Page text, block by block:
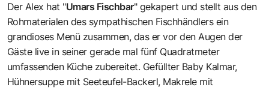
Der Alex hat "Umars Fischbar" gekapert und stellt aus den
Rohmaterialen des sympathischen Fischhändlers ein
grandioses Menü zusammen, das er vor den Augen der
Gäste live in seiner gerade mal fünf Quadratmeter
umfassenden Küche zubereitet. Gefüllter Baby Kalmar,
Hühnersuppe mit Seeteufel-Backerl, Makrele mit